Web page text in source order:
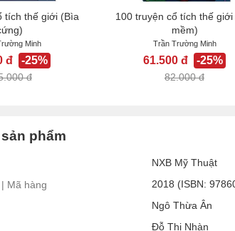
tích thế giới (Bìa
Minh
đ -25%
đ
100 truyện cổ tích thế giới
mềm)
Trần Trường Minh
61.500 đ -25%
82.000 đ
phẩm
NXB Mỹ Thuật
Mã hàng
2018 (ISBN:
Ngô Thừa Ân
Đỗ Thị Nhàn